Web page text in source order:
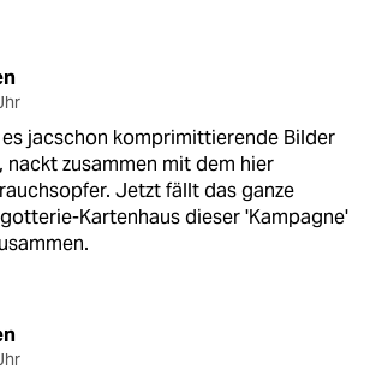
jacschon komprimittierende Bilder
nackt zusammen mit dem hier
Jetzt fällt das ganze
Kartenhaus dieser 'Kampagne'